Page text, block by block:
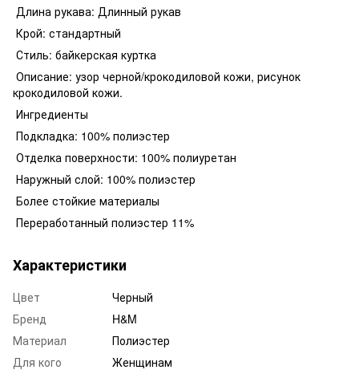
Длина рукава: Длинный рукав
Крой: стандартный
Стиль: байкерская куртка
Описание: узор черной/крокодиловой кожи, рисунок
крокодиловой кожи.
Ингредиенты
Подкладка: 100% полиэстер
Отделка поверхности: 100% полиуретан
Наружный слой: 100% полиэстер
Более стойкие материалы
Переработанный полиэстер 11%
Характеристики
Цвет
Черный
Бренд
H&M
Материал
Полиэстер
Для кого
Женщинам